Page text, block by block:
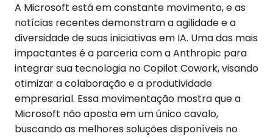
A Microsoft está em constante movimento, e as
notícias recentes demonstram a agilidade e a
diversidade de suas iniciativas em IA. Uma das mais
impactantes é a parceria com a Anthropic para
integrar sua tecnologia no Copilot Cowork, visando
otimizar a colaboração e a produtividade
empresarial. Essa movimentação mostra que a
Microsoft não aposta em um único cavalo,
buscando as melhores soluções disponíveis no